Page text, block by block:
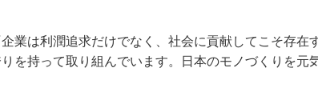
業は利潤追求だけでなく、社会に貢献してこそ存在
を持って取り組んでいます。日本のモノづくりを元